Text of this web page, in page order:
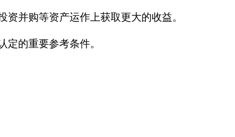
并购等资产运作上获取更大的收益。
的重要参考条件。